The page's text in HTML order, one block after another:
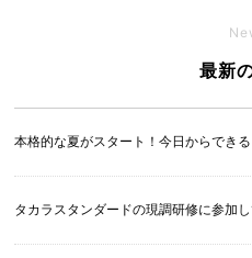
最新
本格的な夏がスタート！今日からでき
タカラスタンダードの現調研修に参加し